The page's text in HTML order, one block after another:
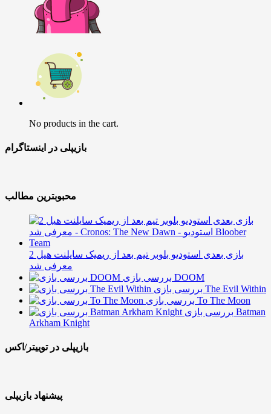
No products in the cart.
بازیپلی در اینستاگرام
محبوبترین مطالب
بازی بعدی استودیو بلوبر تیم بعد از ریمیک سایلنت هیل 2
معرفی شد
بررسی بازی DOOM
بررسی بازی The Evil Within
بررسی بازی To The Moon
بررسی بازی Batman
Arkham Knight
بازیپلی در توییتر/اکس
پیشنهاد بازیپلی